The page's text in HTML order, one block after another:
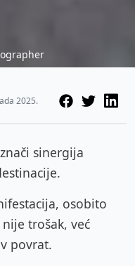
2025.
sinergija
osobito
trošak, već
povrat.